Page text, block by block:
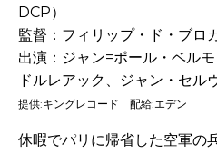
DCP）
監督：フィリップ・ド・ブロ
出演：ジャン=ポール・ベル
ドルレアック、ジャン・セル
提供:キングレコード 配給:エデン
休暇でパリに帰省した空軍の